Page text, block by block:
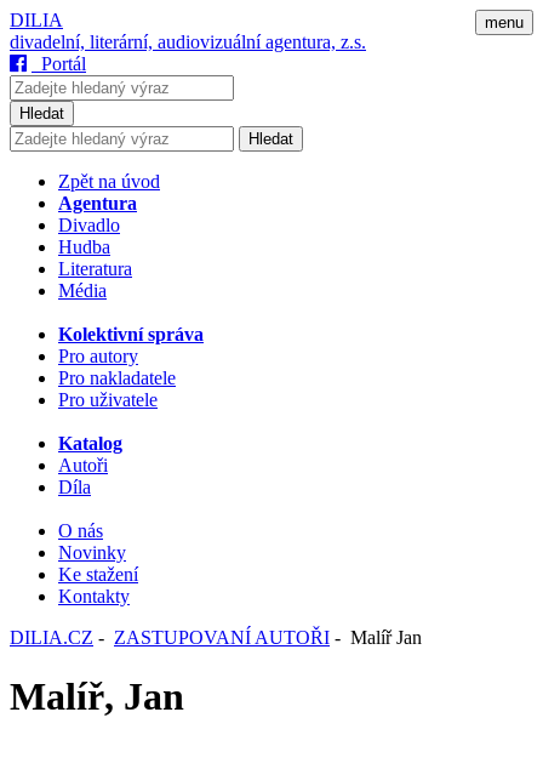
menu
DILIA
divadelní, literární, audiovizuální agentura, z.s.
Portál
Hledat
Hledat
Zpět na úvod
Agentura
Divadlo
Hudba
Literatura
Média
Kolektivní správa
Pro autory
Pro nakladatele
Pro uživatele
Katalog
Autoři
Díla
O nás
Novinky
Ke stažení
Kontakty
DILIA.CZ - ZASTUPOVANÍ AUTOŘI - Malíř Jan
Malíř, Jan